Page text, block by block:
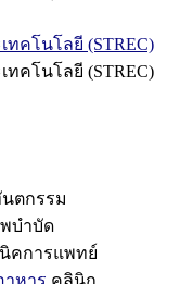
คโนโลยี (STREC)
คโนโลยี (STREC)
ตกรรม
บำบัด
คการแพทย์